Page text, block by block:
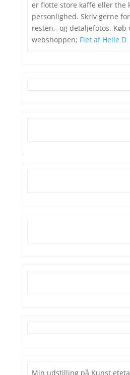
er flotte store kaffe eller the
personlighed. Skriv gerne
resten,- og detaljefotos. Køb
webshoppen; Flet af Helle D
Min udstilling på Kunst